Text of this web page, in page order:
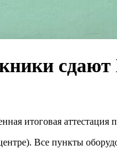
итоговая
Все пункты